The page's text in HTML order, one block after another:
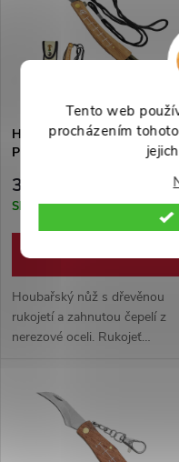
Tento web
procházením
Houbařský nůž
PICKER" se štětečkem +
399 Kč
Skladem
Houbařský nůž s dřevěnou
rukojetí a zahnutou čepelí z
nerezové oceli. Rukojeť
do lesa.